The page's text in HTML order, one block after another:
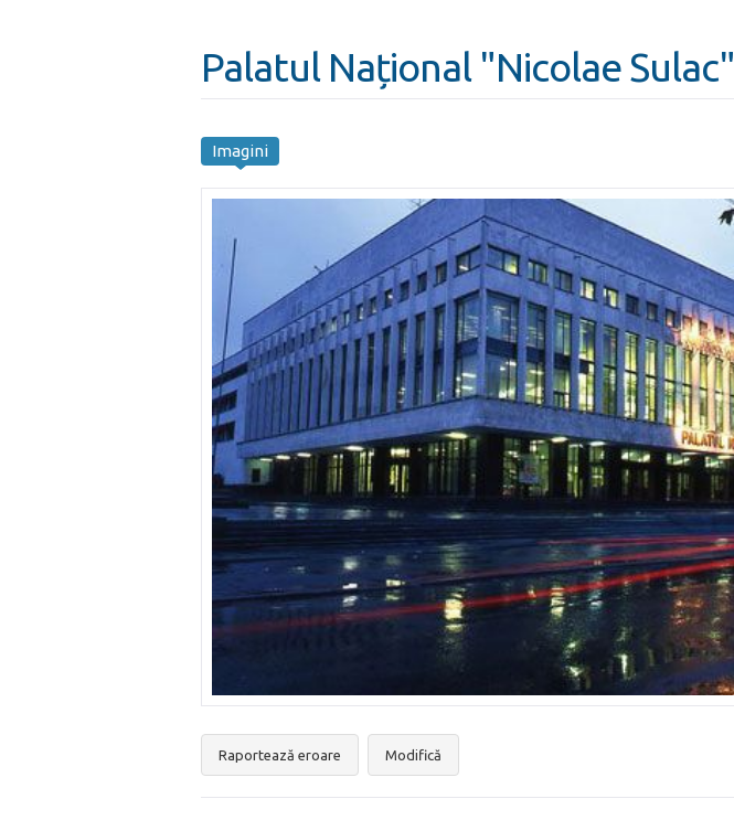
Palatul Național "Nicolae Sulac"
Imagini
Raportează eroare Modifică